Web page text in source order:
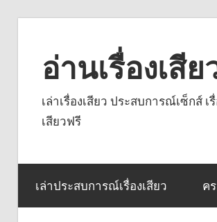
contentอ่านเรื่องเสี
เล่าเรื่องเสียว ประสบการณ์เซ็กส์
เสียวฟรี
เล่าประสบการณ์เรื่องเสียว ค